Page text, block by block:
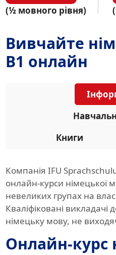
(½ мовного рівня)
Вивчайте
B1 онлайн
Книги
Компанія IFU
онлайн-курси німецької
невеликих групах на
Кваліфіковані
німецьку мову, не
Онлайн-курс